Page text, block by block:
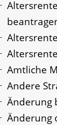
Amtliche
Andere
Änderung
Änderung